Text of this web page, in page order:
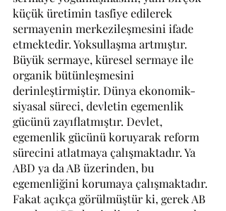
küçük üretimin tasfiye edilerek
sermayenin merkezileşmesini ifade
etmektedir. Yoksullaşma artmıştır.
Büyük sermaye, küresel sermaye ile
organik bütünleşmesini
derinleştirmiştir. Dünya ekonomik-
siyasal süreci, devletin egemenlik
gücünü zayıflatmıştır. Devlet,
egemenlik gücünü koruyarak reform
sürecini atlatmaya çalışmaktadır. Ya
ABD ya da AB üzerinden, bu
egemenliğini korumaya çalışmaktadır.
Fakat açıkça görülmüştür ki, gerek AB